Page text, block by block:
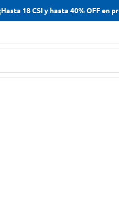
18 CSI y hasta 40% OFF en